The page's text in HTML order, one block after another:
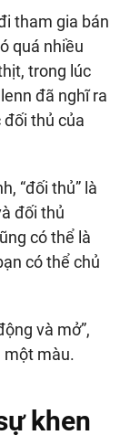
tham gia bán
quá nhiều
trong lúc
đã nghĩ ra
thủ của
“đối thủ” là
đối thủ
có thể là
có thể chủ
và mở”,
một màu.
khen